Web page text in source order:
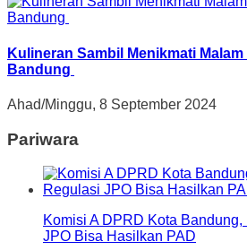
Kulineran Sambil Menikmati
Bandung
Ahad/Minggu, 8 September 2024
Pariwara
Komisi A DPRD Kota
JPO Bisa Hasilkan PAD